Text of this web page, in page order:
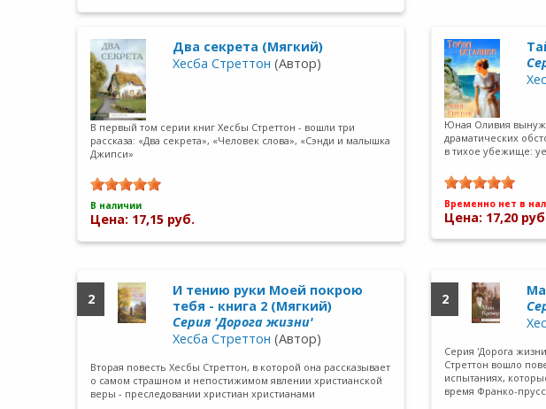
Два секрета (Мягкий)
Хесба Стреттон (Автор)
В первый том серии книг Хесбы Стреттон - вошли три
рассказа: «Два секрета», «Человек слова», «Сэнди и малышка
Джипси»
В наличии
Цена: 17,15 руб.
Юная Оливия
драматических
в тихое убежище:
Временно нет в
Цена: 17,20
2
И тению руки Моей покрою
тебя - книга 2 (Мягкий)
Серия 'Дорога жизни'
Хесба Стреттон (Автор)
Вторая повесть Хесбы Стреттон, в которой она рассказывает
о самом страшном и непостижимом явлении христианской
веры - преследовании христиан христианами
2
Серия 'Дорога
Стреттон вошло
испытаниях,
время Франко-